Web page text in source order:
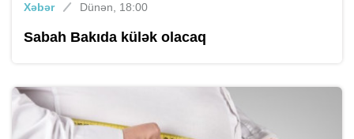
Xəbər Dünən, 18:00
Sabah Bakıda külək olacaq